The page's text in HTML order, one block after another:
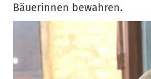
Bäuerinnen bewahren.